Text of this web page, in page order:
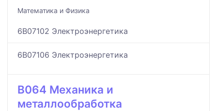
Математика и Физика
6B07102 Электроэнергетика
6B07106 Электроэнергетика
B064 Механика и
металлообработка